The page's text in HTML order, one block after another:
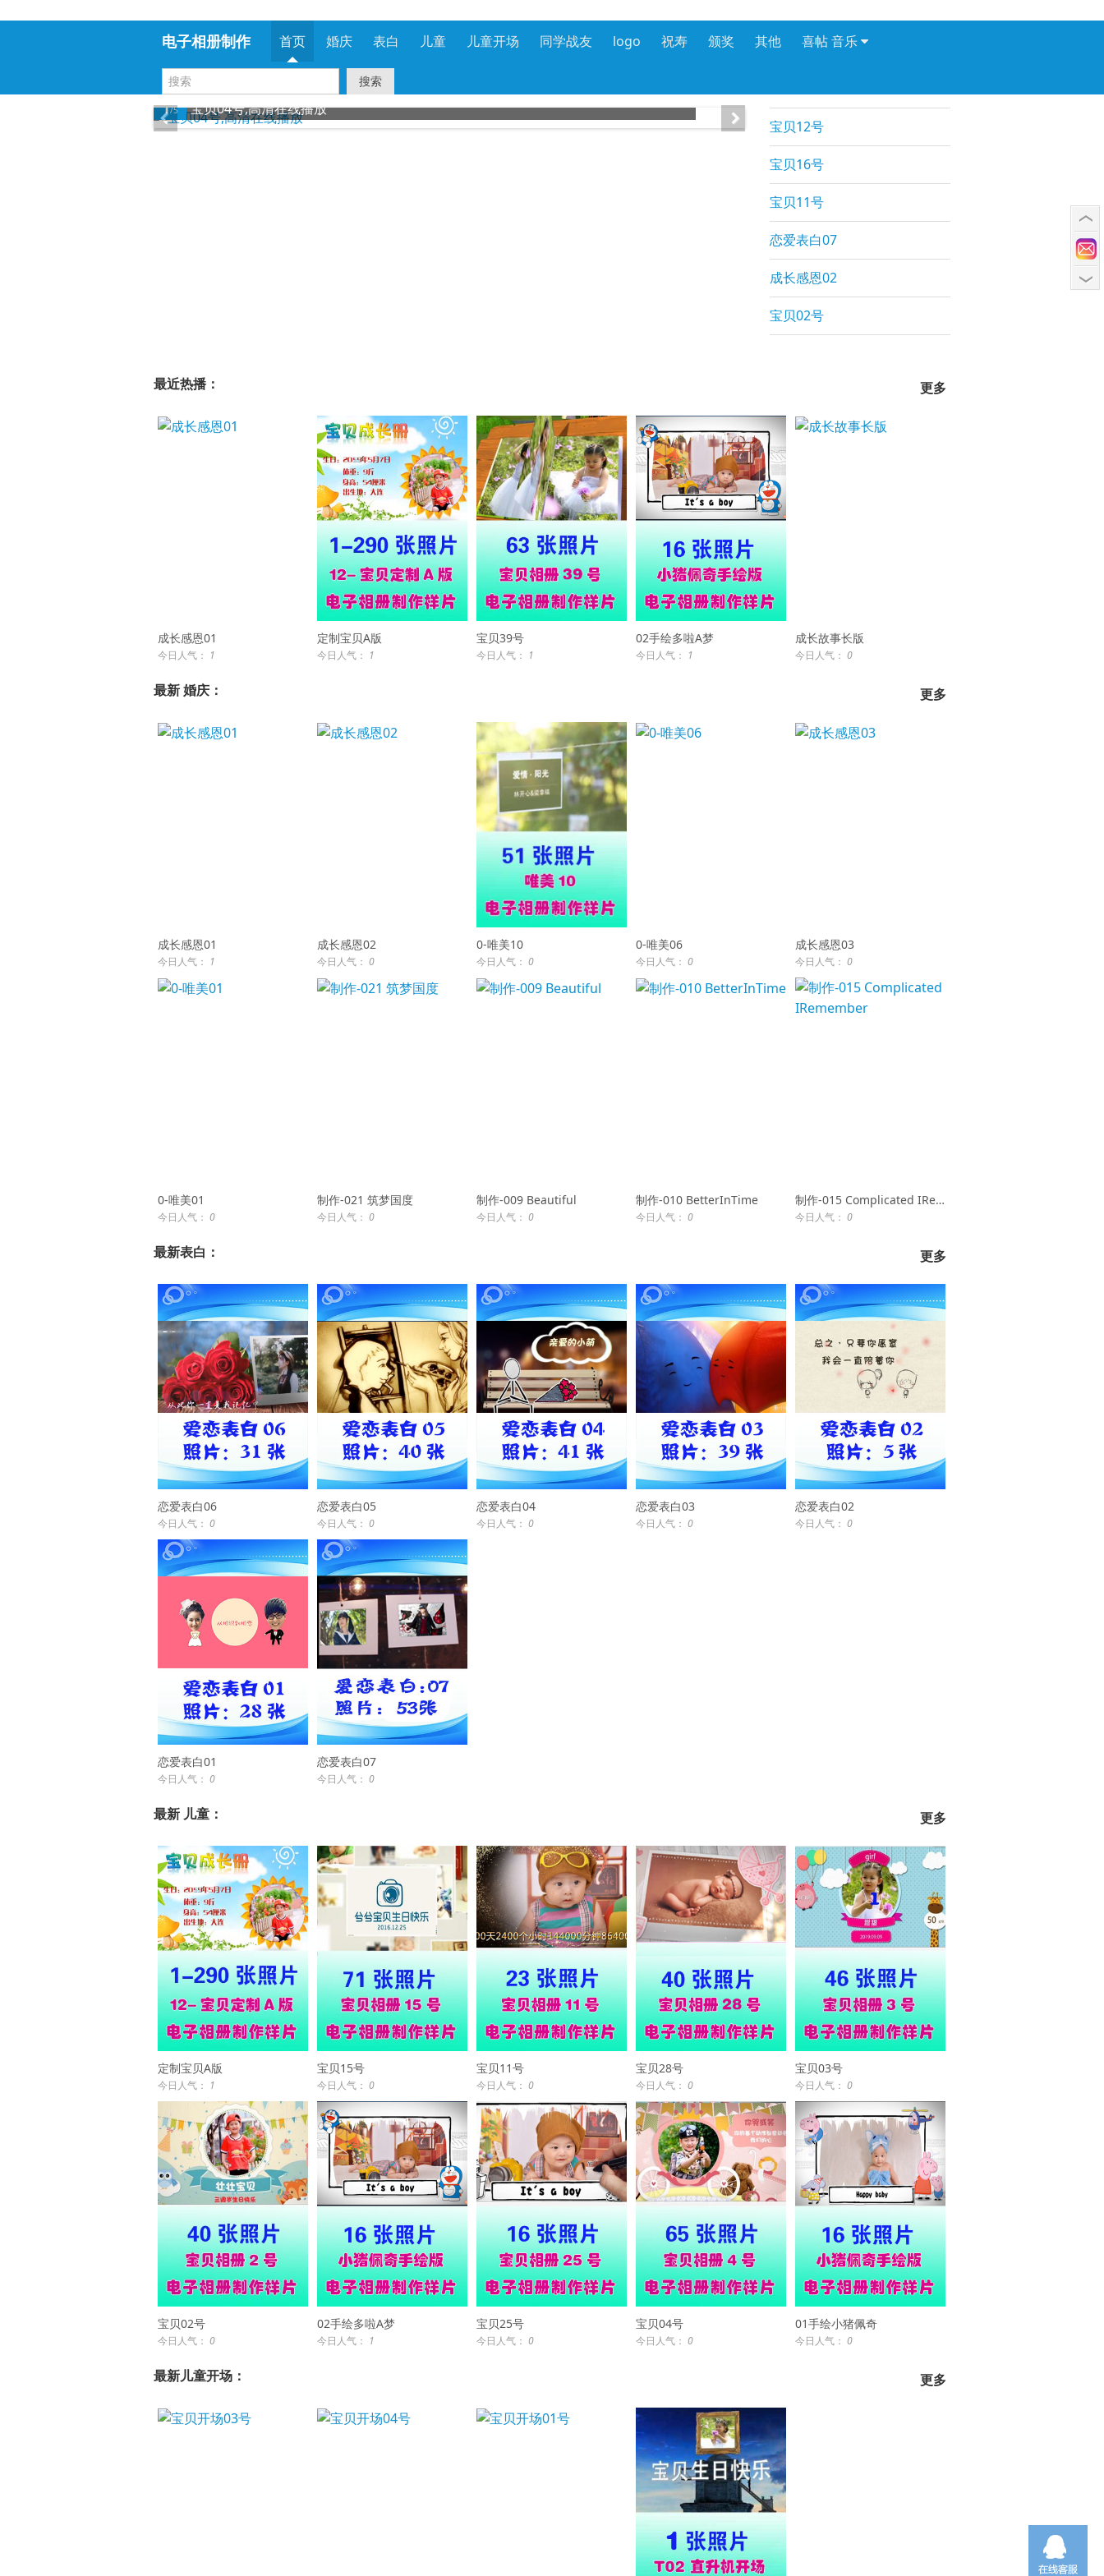
电子相册制作 首页 婚庆 表白 儿童 儿童开场 同学战友 logo 祝寿 颁奖 其他 喜帖 音乐
搜索
1/5 宝贝04号,高清在线播放
定制宝贝A版,高清在线播放
宝贝12号
宝贝16号
宝贝11号
恋爱表白07
成长感恩02
宝贝02号
最近热播： 更多
成长感恩01
今日人气： 1
定制宝贝A版
今日人气： 1
宝贝39号
今日人气： 1
02手绘多啦A梦
今日人气： 1
成长故事长版
今日人气： 0
最新 婚庆： 更多
成长感恩01
今日人气： 1
成长感恩02
今日人气： 0
0-唯美10
今日人气： 0
0-唯美06
今日人气： 0
成长感恩03
今日人气： 0
0-唯美01
今日人气： 0
制作-021 筑梦国度
今日人气： 0
制作-009 Beautiful
今日人气： 0
制作-010 BetterInTime
今日人气： 0
制作-015 Complicated IRemember
今日人气： 0
最新表白： 更多
恋爱表白06
今日人气： 0
恋爱表白05
今日人气： 0
恋爱表白04
今日人气： 0
恋爱表白03
今日人气： 0
恋爱表白02
今日人气： 0
恋爱表白01
今日人气： 0
恋爱表白07
今日人气： 0
最新 儿童： 更多
定制宝贝A版
今日人气： 1
宝贝15号
今日人气： 0
宝贝11号
今日人气： 0
宝贝28号
今日人气： 0
宝贝03号
今日人气： 0
宝贝02号
今日人气： 0
02手绘多啦A梦
今日人气： 1
宝贝25号
今日人气： 0
宝贝04号
今日人气： 0
01手绘小猪佩奇
今日人气： 0
最新儿童开场： 更多